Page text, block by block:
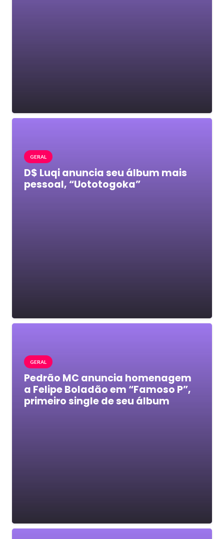
GERAL
D$ Luqi anuncia seu álbum mais
pessoal, “Uototogoka”
GERAL
Pedrão MC anuncia homenagem
a Felipe Boladão em “Famoso P”,
primeiro single de seu álbum